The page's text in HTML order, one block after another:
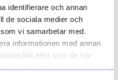
identifierare och annan
de sociala medier och
vi samarbetar med.
informationen med annan
eller som de har
deras tjänster.
för installatörer
01
högsta betyg inom